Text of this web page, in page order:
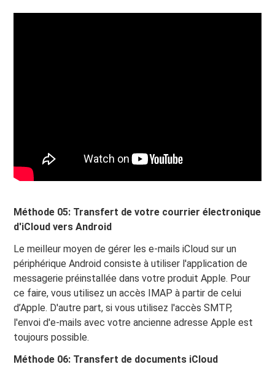
Méthode 05: Transfert de votre courrier électronique
d'iCloud vers Android
Le meilleur moyen de gérer les e-mails iCloud sur un
périphérique Android consiste à utiliser l'application de
messagerie préinstallée dans votre produit Apple. Pour
ce faire, vous utilisez un accès IMAP à partir de celui
d’Apple. D'autre part, si vous utilisez l'accès SMTP,
l'envoi d'e-mails avec votre ancienne adresse Apple est
toujours possible.
Méthode 06: Transfert de documents iCloud